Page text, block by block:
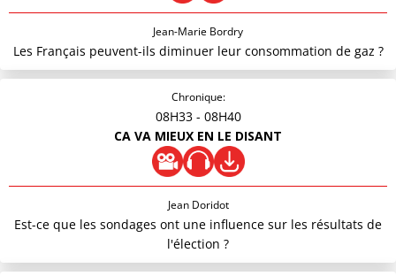
Jean-Marie Bordry
Les Français peuvent-ils diminuer leur consommation de gaz ?
Chronique:
08H33 - 08H40
CA VA MIEUX EN LE DISANT
Jean Doridot
Est-ce que les sondages ont une influence sur les résultats de
l'élection ?